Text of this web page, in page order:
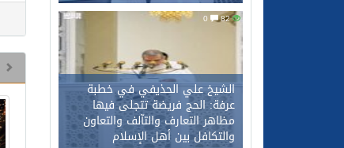
82
الشيخ علي الحذيفي في خطبة
عرفة: الحج فريضة تتجلى فيها
مظاهر التعارف والتآلف والتعاون
والتكافل بين أهل الإسلام